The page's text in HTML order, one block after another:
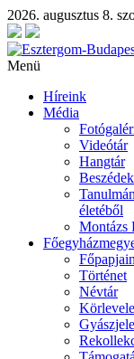
2026. augusztus 8.
Menü
Híreink
Média
Videótár
Hangtár
Beszédek
életéből
Montázs
Történet
Névtár